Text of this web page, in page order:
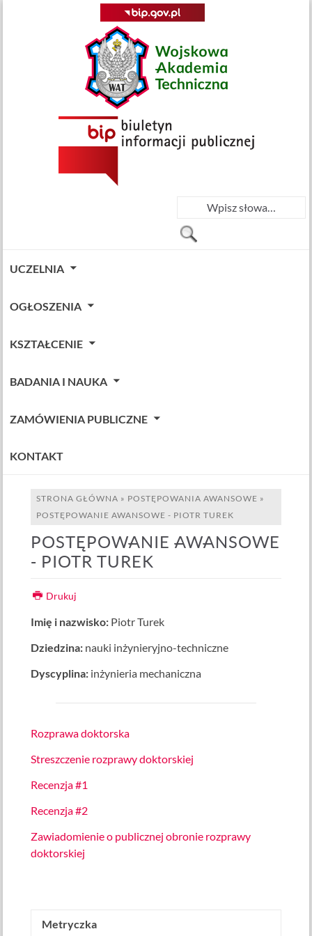
UCZELNIA
OGŁOSZENIA
KSZTAŁCENIE
BADANIA I NAUKA
ZAMÓWIENIA PUBLICZNE
KONTAKT
STRONA GŁÓWNA » POSTĘPOWANIA AWANSOWE »
POSTĘPOWANIE AWANSOWE - PIOTR TUREK
POSTĘPOWANIE AWANSOWE
- PIOTR TUREK
Drukuj
Imię i nazwisko: Piotr Turek
Dziedzina: nauki inżynieryjno-techniczne
Dyscyplina: inżynieria mechaniczna
Rozprawa doktorska
Streszczenie rozprawy doktorskiej
Recenzja #1
Recenzja #2
Zawiadomienie o publicznej obronie rozprawy
doktorskiej
Metryczka